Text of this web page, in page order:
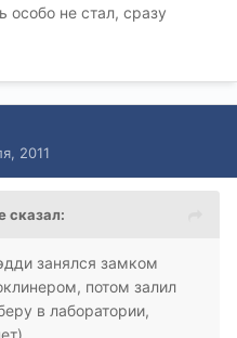
особо не стал, сразу
2011
сказал:
занялся замком
потом залил
в лаборатории,